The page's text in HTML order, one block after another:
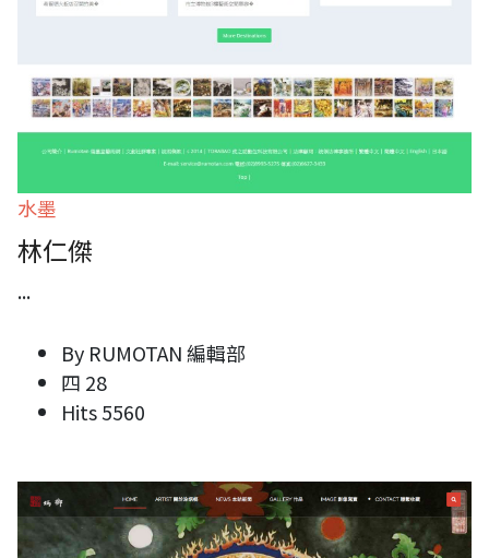
水墨
林仁傑
...
By RUMOTAN 編輯部
四 28
Hits5560